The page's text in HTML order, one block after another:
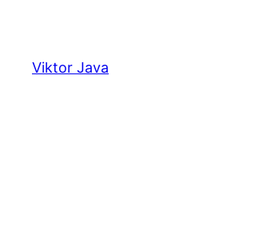
tartalomhoz
Viktor Java